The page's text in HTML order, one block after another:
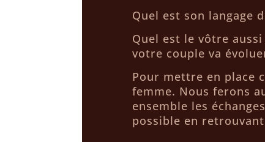
Quel est son langage
Quel est le vôtre
votre couple va
Pour mettre en place
femme. Nous ferons
ensemble les
possible en